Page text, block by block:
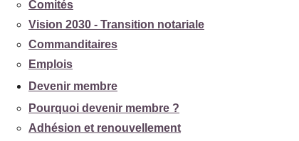
Comités
Vision 2030 - Transition notariale
Commanditaires
Emplois
Devenir membre
Pourquoi devenir membre ?
Adhésion et renouvellement